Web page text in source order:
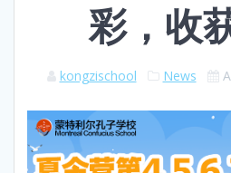
彩，收
kongzischool News